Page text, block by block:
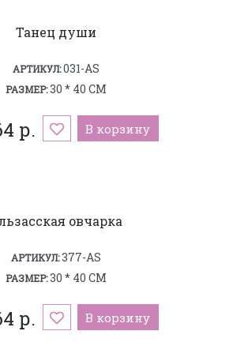
Танец души
АРТИКУЛ:031-AS
РАЗМЕР:30 * 40 СМ
р. В корзину
овчарка
АРТИКУЛ:377-AS
РАЗМЕР:30 * 40 СМ
р. В корзину